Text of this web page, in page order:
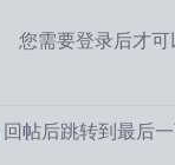
您需要登录后才
回帖后跳转到最后